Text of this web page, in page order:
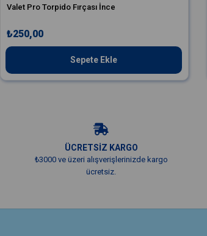
Valet Pro Torpido Fırçası İnce
₺250,00
Sepete Ekle
ÜCRETSİZ KARGO
₺3000 ve üzeri alışverişlerinizde kargo
ücretsiz.